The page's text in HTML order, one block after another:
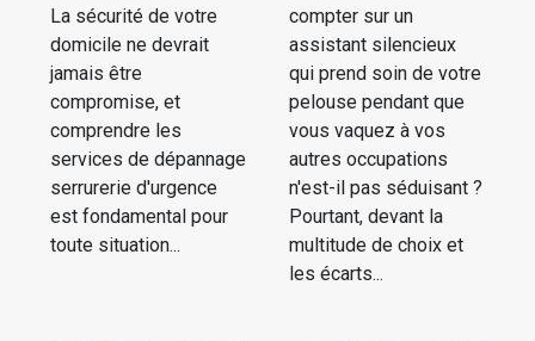
La sécurité de votre
domicile ne devrait
jamais être
compromise, et
comprendre les
services de dépannage
serrurerie d'urgence
est fondamental pour
toute situation...
compter sur un
assistant silencieux
qui prend soin de votre
pelouse pendant que
vous vaquez à vos
autres occupations
n'est-il pas séduisant ?
Pourtant, devant la
multitude de choix et
les écarts...